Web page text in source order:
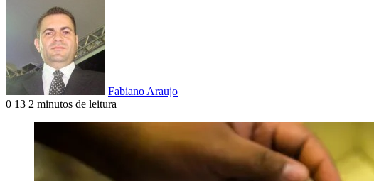
Fabiano Araujo
0 13 2 minutos de leitura